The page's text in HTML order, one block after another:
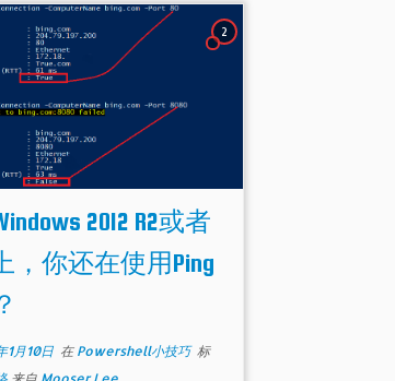
2
2012 R2或者
，你还在使用Ping
1月10日在 Powershell小技巧 标